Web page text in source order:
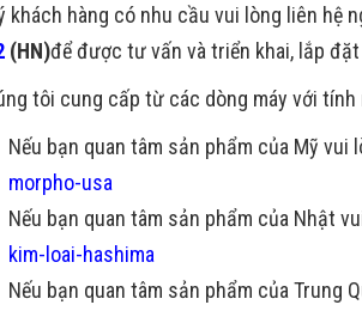
khách hàng có nhu cầu vui lòng liên hệ
(HN)để được tư vấn và triển khai, lắp
tôi cung cấp từ các dòng máy với
Nếu bạn quan tâm sản phẩm của Mỹ vui
morpho-usa
Nếu bạn quan tâm sản phẩm của Nhật
kim-loai-hashima
Nếu bạn quan tâm sản phẩm của Trung